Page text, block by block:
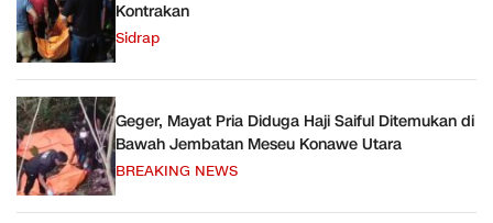
Kontrakan
Sidrap
Geger, Mayat Pria Diduga Haji Saiful Ditemukan di
Bawah Jembatan Meseu Konawe Utara
BREAKING NEWS